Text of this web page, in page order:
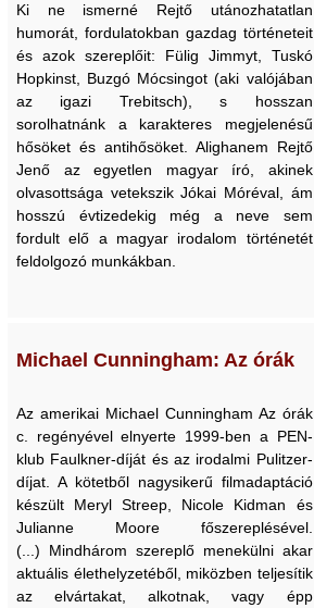
Ki ne ismerné Rejtő utánozhatatlan
humorát, fordulatokban gazdag történeteit
és azok szereplőit: Fülig Jimmyt, Tuskó
Hopkinst, Buzgó Mócsingot (aki valójában
az igazi Trebitsch), s hosszan
sorolhatnánk a karakteres megjelenésű
hősöket és antihősöket. Alighanem Rejtő
Jenő az egyetlen magyar író, akinek
olvasottsága vetekszik Jókai Móréval, ám
hosszú évtizedekig még a neve sem
fordult elő a magyar irodalom történetét
feldolgozó munkákban.
Michael Cunningham: Az órák
Az amerikai Michael Cunningham Az órák
c. regényével elnyerte 1999-ben a PEN-
klub Faulkner-díját és az irodalmi Pulitzer-
díjat. A kötetből nagysikerű filmadaptáció
készült Meryl Streep, Nicole Kidman és
Julianne Moore főszereplésével.
(...) Mindhárom szereplő menekülni akar
aktuális élethelyzetéből, miközben teljesítik
az elvártakat, alkotnak, vagy épp